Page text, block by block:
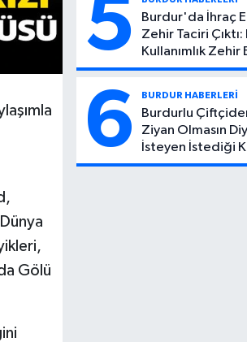
Gölü
Can Atıcı
Genç
Yaşta
Yaşamını
Yitirdi
5
Burdur'da İhraç
Zehir Taciri
Kullanımlık
6 BURDUR HABERLERİ
Burdurlu
Ziyan Olmasın
İsteyen İstediği
Toplayabilecek